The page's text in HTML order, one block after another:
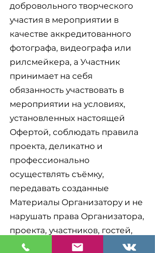
добровольного творческого
участия в мероприятии в
качестве аккредитованного
фотографа, видеографа или
рилсмейкера, а Участник
принимает на себя
обязанность участвовать в
мероприятии на условиях,
установленных настоящей
Офертой, соблюдать правила
проекта, деликатно и
профессионально
осуществлять съёмку,
передавать созданные
Материалы Организатору и не
нарушать права Организатора,
проекта, участников, гостей,
несовершеннолетних лиц,